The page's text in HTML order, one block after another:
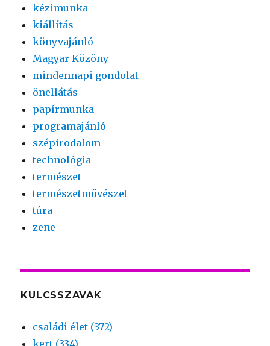
kézimunka
kiállítás
könyvajánló
Magyar Közöny
mindennapi gondolat
önellátás
papírmunka
programajánló
szépirodalom
technológia
természet
természetművészet
túra
zene
KULCSSZAVAK
családi élet (372)